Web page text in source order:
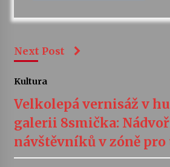
Next Post
Kultura
Velkolepá vernisáž v
galerii 8smička:
návštěvníků v zóně